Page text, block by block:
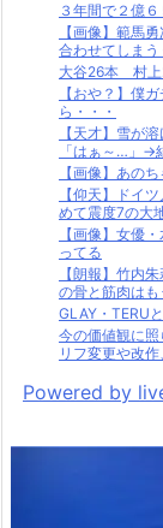
３年間で２億
【画像】範馬
合わせてしまう
大谷26本 村上
【おや？】僕
ら・・・
【天才】雪が
「はぁ～…」→
【画像】あの
【仰天】ドイ
めて震度7の大
【画像】女優
ってる
【朗報】竹内
の骨と筋肉はも
GLAY・TERU
今の価値観に
リフ変更や改作
Powered by